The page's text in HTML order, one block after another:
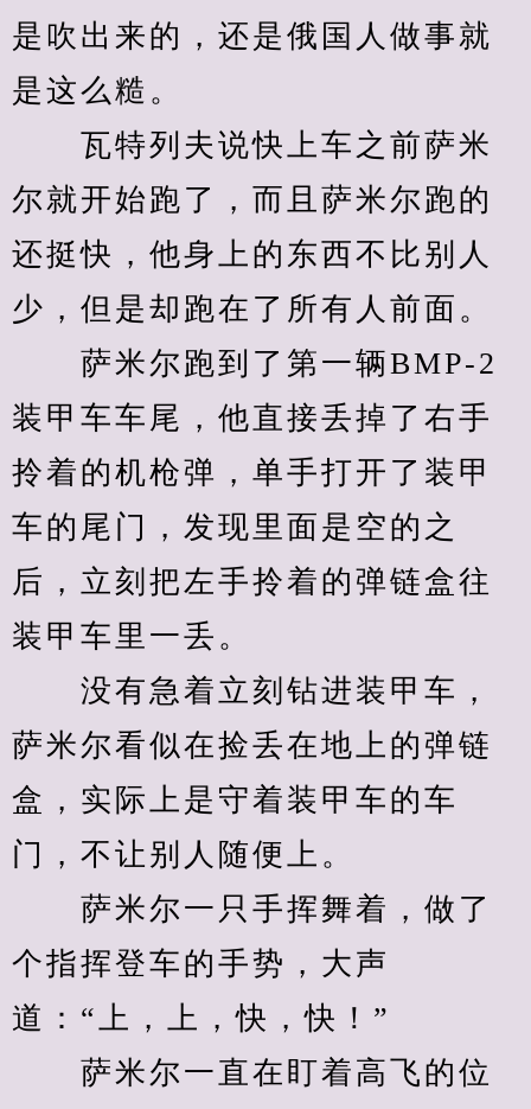
是吹出来的，还是俄国人做事就
是这么糙。
瓦特列夫说快上车之前萨米
尔就开始跑了，而且萨米尔跑的
还挺快，他身上的东西不比别人
少，但是却跑在了所有人前面。
萨米尔跑到了第一辆BMP-2
装甲车车尾，他直接丢掉了右手
拎着的机枪弹，单手打开了装甲
车的尾门，发现里面是空的之
后，立刻把左手拎着的弹链盒往
装甲车里一丢。
没有急着立刻钻进装甲车，
萨米尔看似在捡丢在地上的弹链
盒，实际上是守着装甲车的车
门，不让别人随便上。
萨米尔一只手挥舞着，做了
个指挥登车的手势，大声
道：“上，上，快，快！”
萨米尔一直在盯着高飞的位